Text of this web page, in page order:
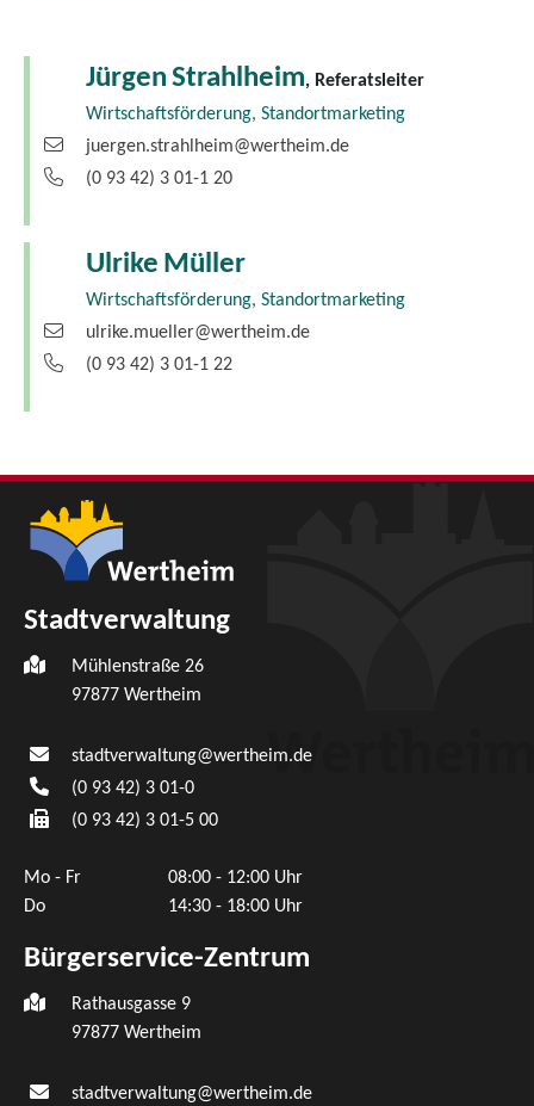
JürgenStrahlheim, Referatsleiter
Wirtschaftsförderung, Standortmarketing
juergen.strahlheim@wertheim.de
(0 93 42) 3 01-1 20
Ulrike Müller
Wirtschaftsförderung, Standortmarketing
ulrike.mueller@wertheim.de
(0 93 42) 3 01-1 22
Stadtverwaltung
Mühlenstraße 26
97877 Wertheim
stadtverwaltung@wertheim.de
(0 93 42) 3 01-0
(0 93 42) 3 01-5 00
Mo - Fr
08:00 - 12:00 Uhr
Do
14:30 - 18:00 Uhr
Bürgerservice-Zentrum
Rathausgasse 9
97877 Wertheim
stadtverwaltung@wertheim.de